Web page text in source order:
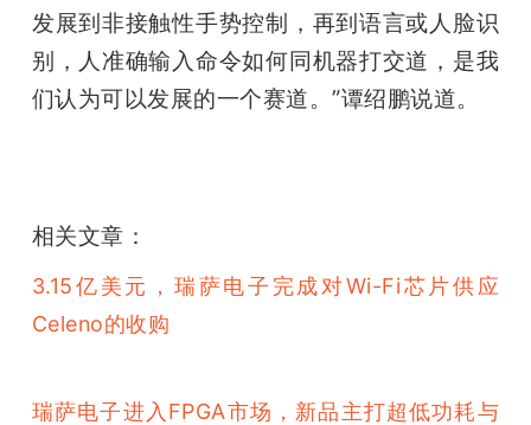
发展到非接触性手势控制，再到语言或人脸识
别，人准确输入命令如何同机器打交道，是我
们认为可以发展的一个赛道。”谭绍鹏说道。
相关文章：
3.15亿美元，瑞萨电子完成对Wi-Fi芯片供应
Celeno的收购
瑞萨电子进入FPGA市场，新品主打超低功耗与